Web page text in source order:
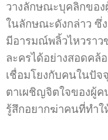
วางลักษณะบุคลิกของ
ในลักษณะดังกล่าว ซึ่
มีอารมณ์พลิ้วไหวราว
ละครได้อย่างสอดคล้
เชื่อมโยงกับคนในปั
ตาเผชิญจิตใจของผู้
รู้สึกอยากฆ่าคนที่ทำ